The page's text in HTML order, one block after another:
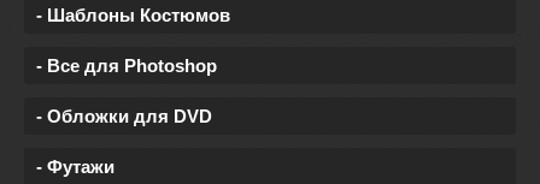
- Шаблоны Костюмов
- Все для Photoshop
- Обложки для DVD
- Футажи